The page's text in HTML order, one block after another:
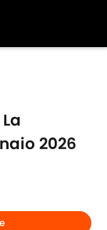
2026